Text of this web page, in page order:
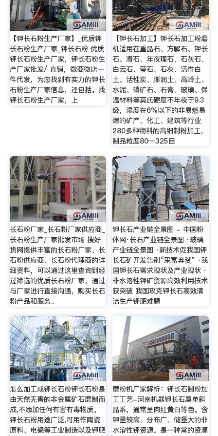
【钾长石粉生产厂家】_优质钾
长石粉生产厂家_钾长石粉 优质
钾长石粉生产厂家，钾长石粉生
产厂家批发/ 直销，微商微店一
件代发，为您找到有实力的钾长
石粉生产厂家信息，还包括。找
钾长石粉生产厂家，上
【钾长石加工】钾长石加工粉磨
机适用在重晶石、方解石、钾长
石、滑石、年夜理石、石灰石、
白云石、莹石、石灰、活性白
土、活性炭、膨润土、高岭土、
水泥、磷矿石、石膏、玻璃、保
温材料等莫氏硬度不年夜于9.3
级，湿度在6%以下的非易燃易
爆的矿产、化工、建筑等行业
280多种物料的高细制粉加工，
制品粒度80—325目
长石粉厂家_长石粉厂家供应商_
长石粉生产厂家批发市场 搜好
货网提供丰富的长石粉厂家、长
石粉供应商、长石粉代理商的详
细资料，可以通过这里查询到经
过筛选的优质长石粉厂家，通过
与厂家进行直接沟通，购买长石
粉产品和服务。
钾长石产业链全景图 - 中国粉
体网·长石产业链全景图 ·玻璃
产业链全景图 ·新技术促我国钾
长石矿开发告别“采富弃贫” ·我
国钾长石需求现状及产业现状 ·
非水溶性钾矿资源高效利用技术
获突破 我国攻克钾长石高效清
洁生产钾肥难题
怎么加工成钾长石粉钾长石粉是
由天然无害的非金属矿石磨制而
成,不添加任何有害有毒物质。
钾长石粉用途广泛,可用作陶瓷
原料、电瓷等工业制造以及钾肥
磨粉机厂家解析：钾长石制粉加
工工艺-河南机器钾长石属单斜
晶系，通常呈肉红黄白等色。含
钾量较高、分布广、储量大的非
水溶性钾资源。是一种常的资源